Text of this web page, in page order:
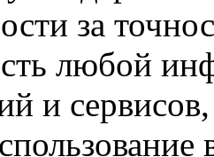
за
любой
и